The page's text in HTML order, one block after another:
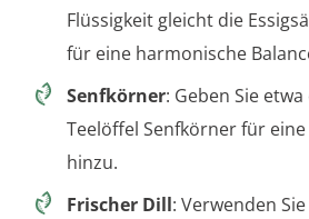
Flüssigkeit gleicht die
für eine harmonische
Senfkörner: Geben Sie
Teelöffel Senfkörner für
hinzu.
Frischer Dill: Verwenden